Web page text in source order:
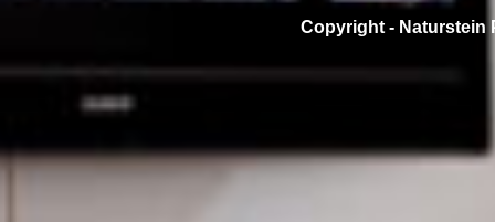
Copyright - Naturstein